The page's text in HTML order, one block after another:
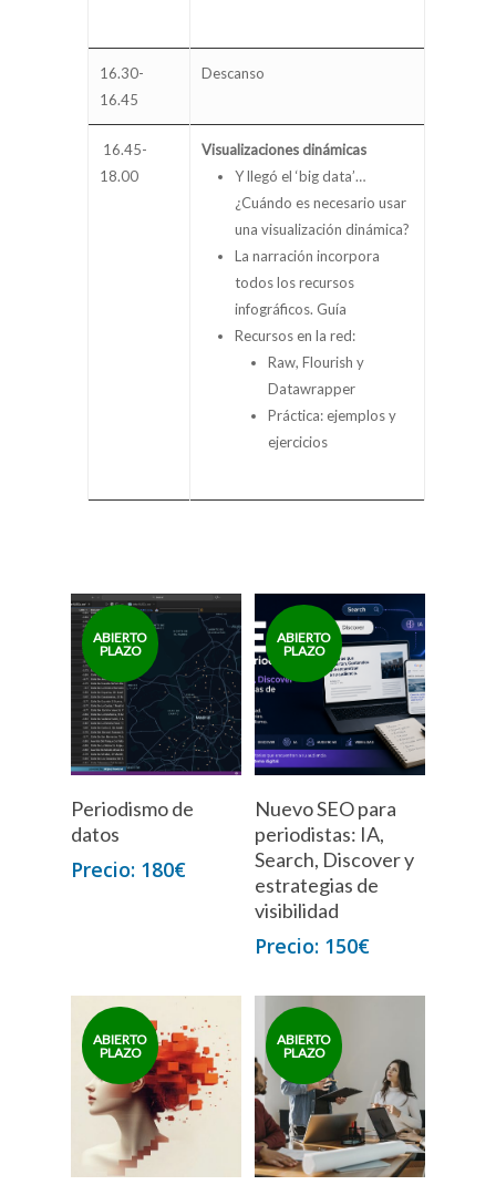
16.30-
16.45
Descanso
16.45-
18.00
Visualizaciones dinámicas
Y llegó el ‘big data’…
¿Cuándo es necesario usar
una visualización dinámica?
La narración incorpora
todos los recursos
infográficos. Guía
Recursos en la red:
Raw, Flourish y
Datawrapper
Práctica: ejemplos y
ejercicios
Periodismo de
datos
180€
Nuevo SEO para
periodistas: IA,
Search, Discover y
estrategias de
visibilidad
150€